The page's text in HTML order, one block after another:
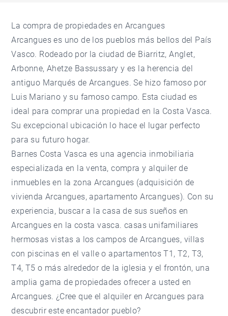
La compra de propiedades en Arcangues
Arcangues es uno de los pueblos más bellos del País
Vasco. Rodeado por la ciudad de Biarritz, Anglet,
Arbonne, Ahetze Bassussary y es la herencia del
antiguo Marqués de Arcangues. Se hizo famoso por
Luis Mariano y su famoso campo. Esta ciudad es
ideal para comprar una propiedad en la Costa Vasca.
Su excepcional ubicación lo hace el lugar perfecto
para su futuro hogar.
Barnes Costa Vasca es una agencia inmobiliaria
especializada en la venta, compra y alquiler de
inmuebles en la zona Arcangues (adquisición de
vivienda Arcangues, apartamento Arcangues). Con su
experiencia, buscar a la casa de sus sueños en
Arcangues en la costa vasca. casas unifamiliares
hermosas vistas a los campos de Arcangues, villas
con piscinas en el valle o apartamentos T1, T2, T3,
T4, T5 o más alrededor de la iglesia y el frontón, una
amplia gama de propiedades ofrecer a usted en
Arcangues. ¿Cree que el alquiler en Arcangues para
descubrir este encantador pueblo?